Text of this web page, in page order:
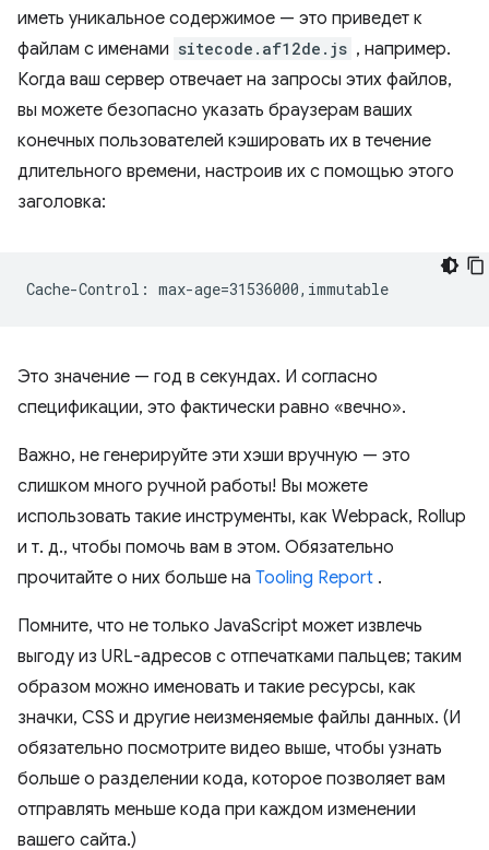
иметь уникальное содержимое — это приведет к
файлам с именами sitecode.af12de.js , например.
Когда ваш сервер отвечает на запросы этих файлов,
вы можете безопасно указать браузерам ваших
конечных пользователей кэшировать их в течение
длительного времени, настроив их с помощью этого
заголовка:
Это значение — год в секундах. И согласно
спецификации, это фактически равно «вечно».
Важно, не генерируйте эти хэши вручную — это
слишком много ручной работы! Вы можете
использовать такие инструменты, как Webpack, Rollup
и т. д., чтобы помочь вам в этом. Обязательно
прочитайте о них больше на Tooling Report .
Помните, что не только JavaScript может извлечь
выгоду из URL-адресов с отпечатками пальцев; таким
образом можно именовать и такие ресурсы, как
значки, CSS и другие неизменяемые файлы данных. (И
обязательно посмотрите видео выше, чтобы узнать
больше о разделении кода, которое позволяет вам
отправлять меньше кода при каждом изменении
вашего сайта.)